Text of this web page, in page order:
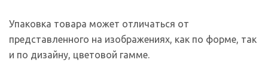
Упаковка товара может отличаться от
представленного на изображениях, как по форме, так
и по дизайну, цветовой гамме.
На сайте используются файлы cookies, которые его